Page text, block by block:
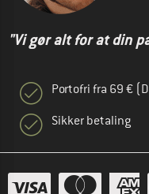
"Vi gør alt for at din
Portofri fra 69 €
Sikker betaling